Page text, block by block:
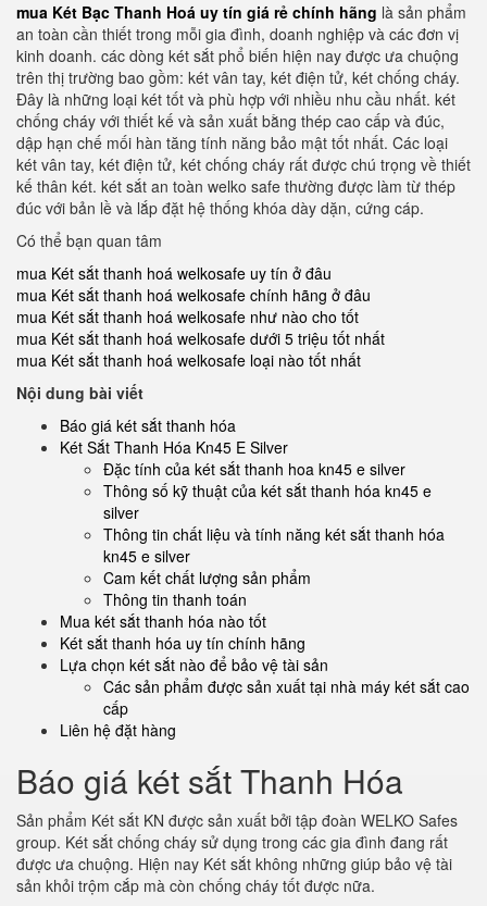
mua Két Bạc Thanh Hoá uy tín giá rẻ chính hãng là sản phẩm
an toàn cần thiết trong mỗi gia đình, doanh nghiệp và các đơn vị
kinh doanh. các dòng két sắt phổ biến hiện nay được ưa chuộng
trên thị trường bao gồm: két vân tay, két điện tử, két chống cháy.
Đây là những loại két tốt và phù hợp với nhiều nhu cầu nhất. két
chống cháy với thiết kế và sản xuất bằng thép cao cấp và đúc,
dập hạn chế mối hàn tăng tính năng bảo mật tốt nhất. Các loại
két vân tay, két điện tử, két chống cháy rất được chú trọng về thiết
kế thân két. két sắt an toàn welko safe thường được làm từ thép
đúc với bản lề và lắp đặt hệ thống khóa dày dặn, cứng cáp.
Có thể bạn quan tâm
mua Két sắt thanh hoá welkosafe uy tín ở đâu
mua Két sắt thanh hoá welkosafe chính hãng ở đâu
mua Két sắt thanh hoá welkosafe như nào cho tốt
mua Két sắt thanh hoá welkosafe dưới 5 triệu tốt nhất
mua Két sắt thanh hoá welkosafe loại nào tốt nhất
Nội dung bài viết
Báo giá két sắt thanh hóa
Két Sắt Thanh Hóa Kn45 E Silver
Đặc tính của két sắt thanh hoa kn45 e silver
Thông số kỹ thuật của két sắt thanh hóa kn45 e
silver
Thông tin chất liệu và tính năng két sắt thanh hóa
kn45 e silver
Cam kết chất lượng sản phẩm
Thông tin thanh toán
Mua két sắt thanh hóa nào tốt
Két sắt thanh hóa uy tín chính hãng
Lựa chọn két sắt nào để bảo vệ tài sản
Các sản phẩm được sản xuất tại nhà máy két sắt cao
cấp
Liên hệ đặt hàng
Báo giá két sắt Thanh Hóa
Sản phẩm Két sắt KN được sản xuất bởi tập đoàn WELKO Safes
group. Két sắt chống cháy sử dụng trong các gia đình đang rất
được ưa chuộng. Hiện nay Két sắt không những giúp bảo vệ tài
sản khỏi trộm cắp mà còn chống cháy tốt được nữa.